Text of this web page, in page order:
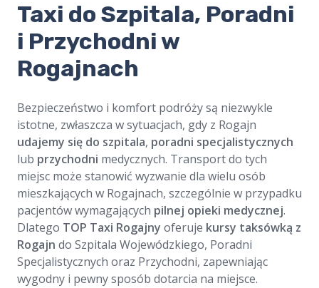
​​Taxi do Szpitala, Poradni
i Przychodni w
Rogajnach
Bezpieczeństwo i komfort podróży są niezwykle
istotne, zwłaszcza w sytuacjach, gdy z Rogajn
udajemy się do szpitala, poradni specjalistycznych
lub przychodni medycznych. Transport do tych
miejsc może stanowić wyzwanie dla wielu osób
mieszkających w Rogajnach, szczególnie w przypadku
pacjentów wymagających pilnej opieki medycznej.
Dlatego TOP Taxi Rogajny oferuje kursy taksówką z
Rogajn do Szpitala Wojewódzkiego, Poradni
Specjalistycznych oraz Przychodni, zapewniając
wygodny i pewny sposób dotarcia na miejsce.